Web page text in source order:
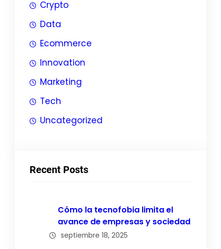
Crypto
Data
Ecommerce
Innovation
Marketing
Tech
Uncategorized
Recent Posts
Cómo la tecnofobia limita el
avance de empresas y sociedad
septiembre 18, 2025